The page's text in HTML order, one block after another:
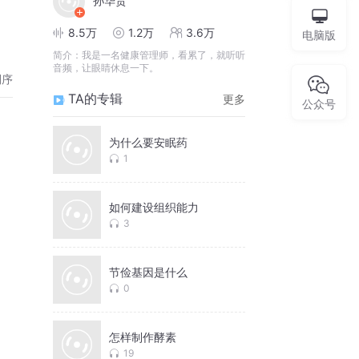
8.5万 1.2万 3.6万
简介： 我是一名健康管理师，看累了，就听听
音频，让眼睛休息一下。
TA的专辑 更多
为什么要安眠药
1
如何建设组织能力
3
节俭基因是什么
0
怎样制作酵素
19
电脑版
公众号